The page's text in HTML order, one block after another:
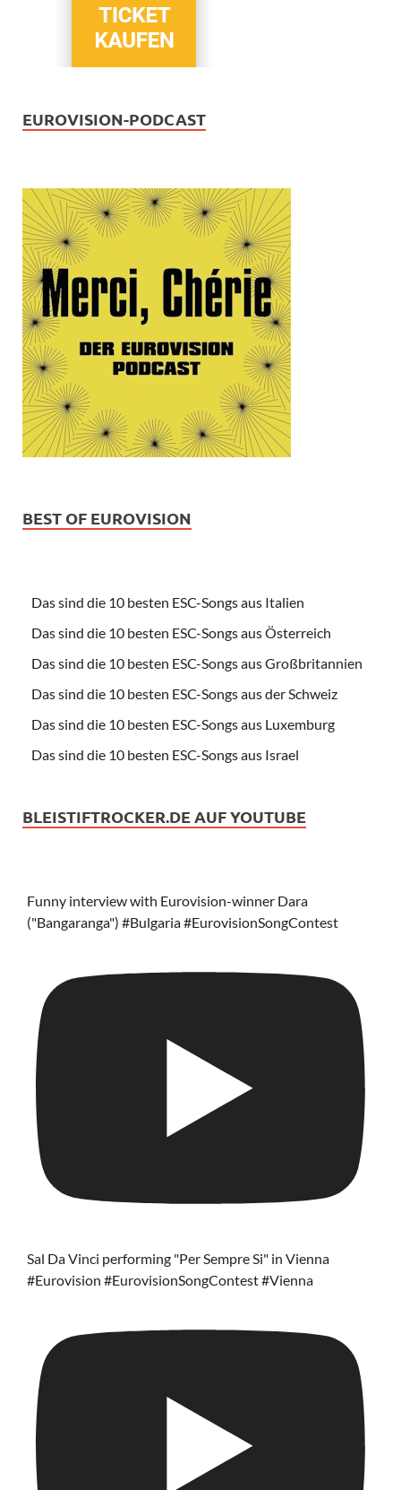
EUROVISION-PODCAST
BEST OF EUROVISION
Das sind die 10 besten ESC-Songs aus Italien
Das sind die 10 besten ESC-Songs aus Österreich
Das sind die 10 besten ESC-Songs aus Großbritannien
Das sind die 10 besten ESC-Songs aus der Schweiz
Das sind die 10 besten ESC-Songs aus Luxemburg
Das sind die 10 besten ESC-Songs aus Israel
BLEISTIFTROCKER.DE AUF YOUTUBE
Funny interview with Eurovision-winner Dara
("Bangaranga") #Bulgaria #EurovisionSongContest
Sal Da Vinci performing "Per Sempre Si" in Vienna
#Eurovision #EurovisionSongContest #Vienna